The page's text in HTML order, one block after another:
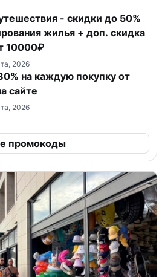
- скидки до 50%
жилья + доп. скидка
10000₽
2026
на каждую покупку от
сайте
2026
промокоды